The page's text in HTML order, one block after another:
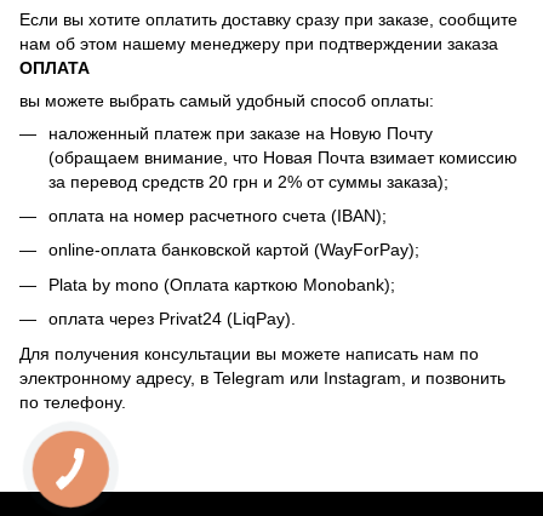
Если вы хотите оплатить доставку сразу при заказе, сообщите
нам об этом нашему менеджеру при подтверждении заказа
ОПЛАТА
вы можете выбрать самый удобный способ оплаты:
наложенный платеж при заказе на Новую Почту
(обращаем внимание, что Новая Почта взимает комиссию
за перевод средств 20 грн и 2% от суммы заказа);
оплата на номер расчетного счета (IBAN);
online-оплата банковской картой (WayForPay);
Plata by mono (Оплата карткою Monobank);
оплата через Privat24 (LiqPay).
Для получения консультации вы можете написать нам по
электронному адресу, в Telegram или Instagram, и позвонить
по телефону.